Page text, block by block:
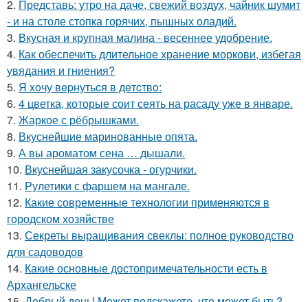
2. Представь: утро на даче, свежий воздух, чайник шумит
- и на столе стопка горячих, пышных оладий.
3. Вкусная и крупная малина - весеннее удобрение.
4. Как обеспечить длительное хранение моркови, избегая
увядания и гниения?
5. Я xoчу вepнутьcя в дeтcтвo:
6. 4 цветка, которые соит сеять на расаду уже в январе.
7. Жаркое с рёбрышками.
8. Вкуснейшие маринованные опята.
9. А вы ароматом сена … дышали.
10. Вкуснейшая закусочка - огурчики.
11. Рулетики с фаршем на мангале.
12. Какие современные технологии применяются в
городском хозяйстве
13. Секреты выращивания свеклы: полное руководство
для садоводов
14. Какие основные достопримечательности есть в
Архангельске